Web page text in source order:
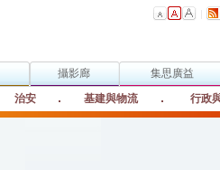
攝影廊 集思廣益
治安 基建與物流 行政